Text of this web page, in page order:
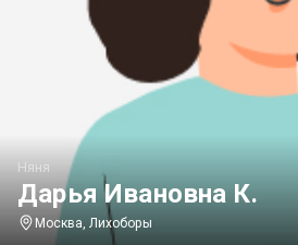
Дарья Ивановна К.
Няня
Москва, Лихоборы